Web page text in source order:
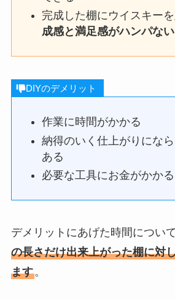
完成した棚にウイスキー
成感と満足感がハンパない
DIYのデメリット
作業に時間がかかる
納得のいく仕上がりにな
ある
必要な工具にお金がかかる
デメリットにあげた時間について
の長さだけ出来上がった棚に対
ます。